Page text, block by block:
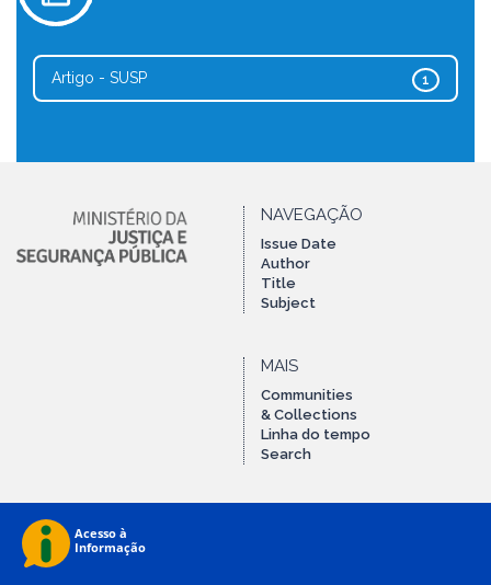
1
Artigo - SUSP
NAVEGAÇÃO
Issue Date
Author
Title
Subject
MAIS
Communities
& Collections
Linha do tempo
Search